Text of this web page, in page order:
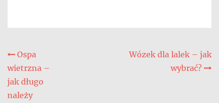
Nawigacja
wpisu
Ospa
wietrzna –
jak długo
należy
Wózek dla lalek – jak
wybrać?